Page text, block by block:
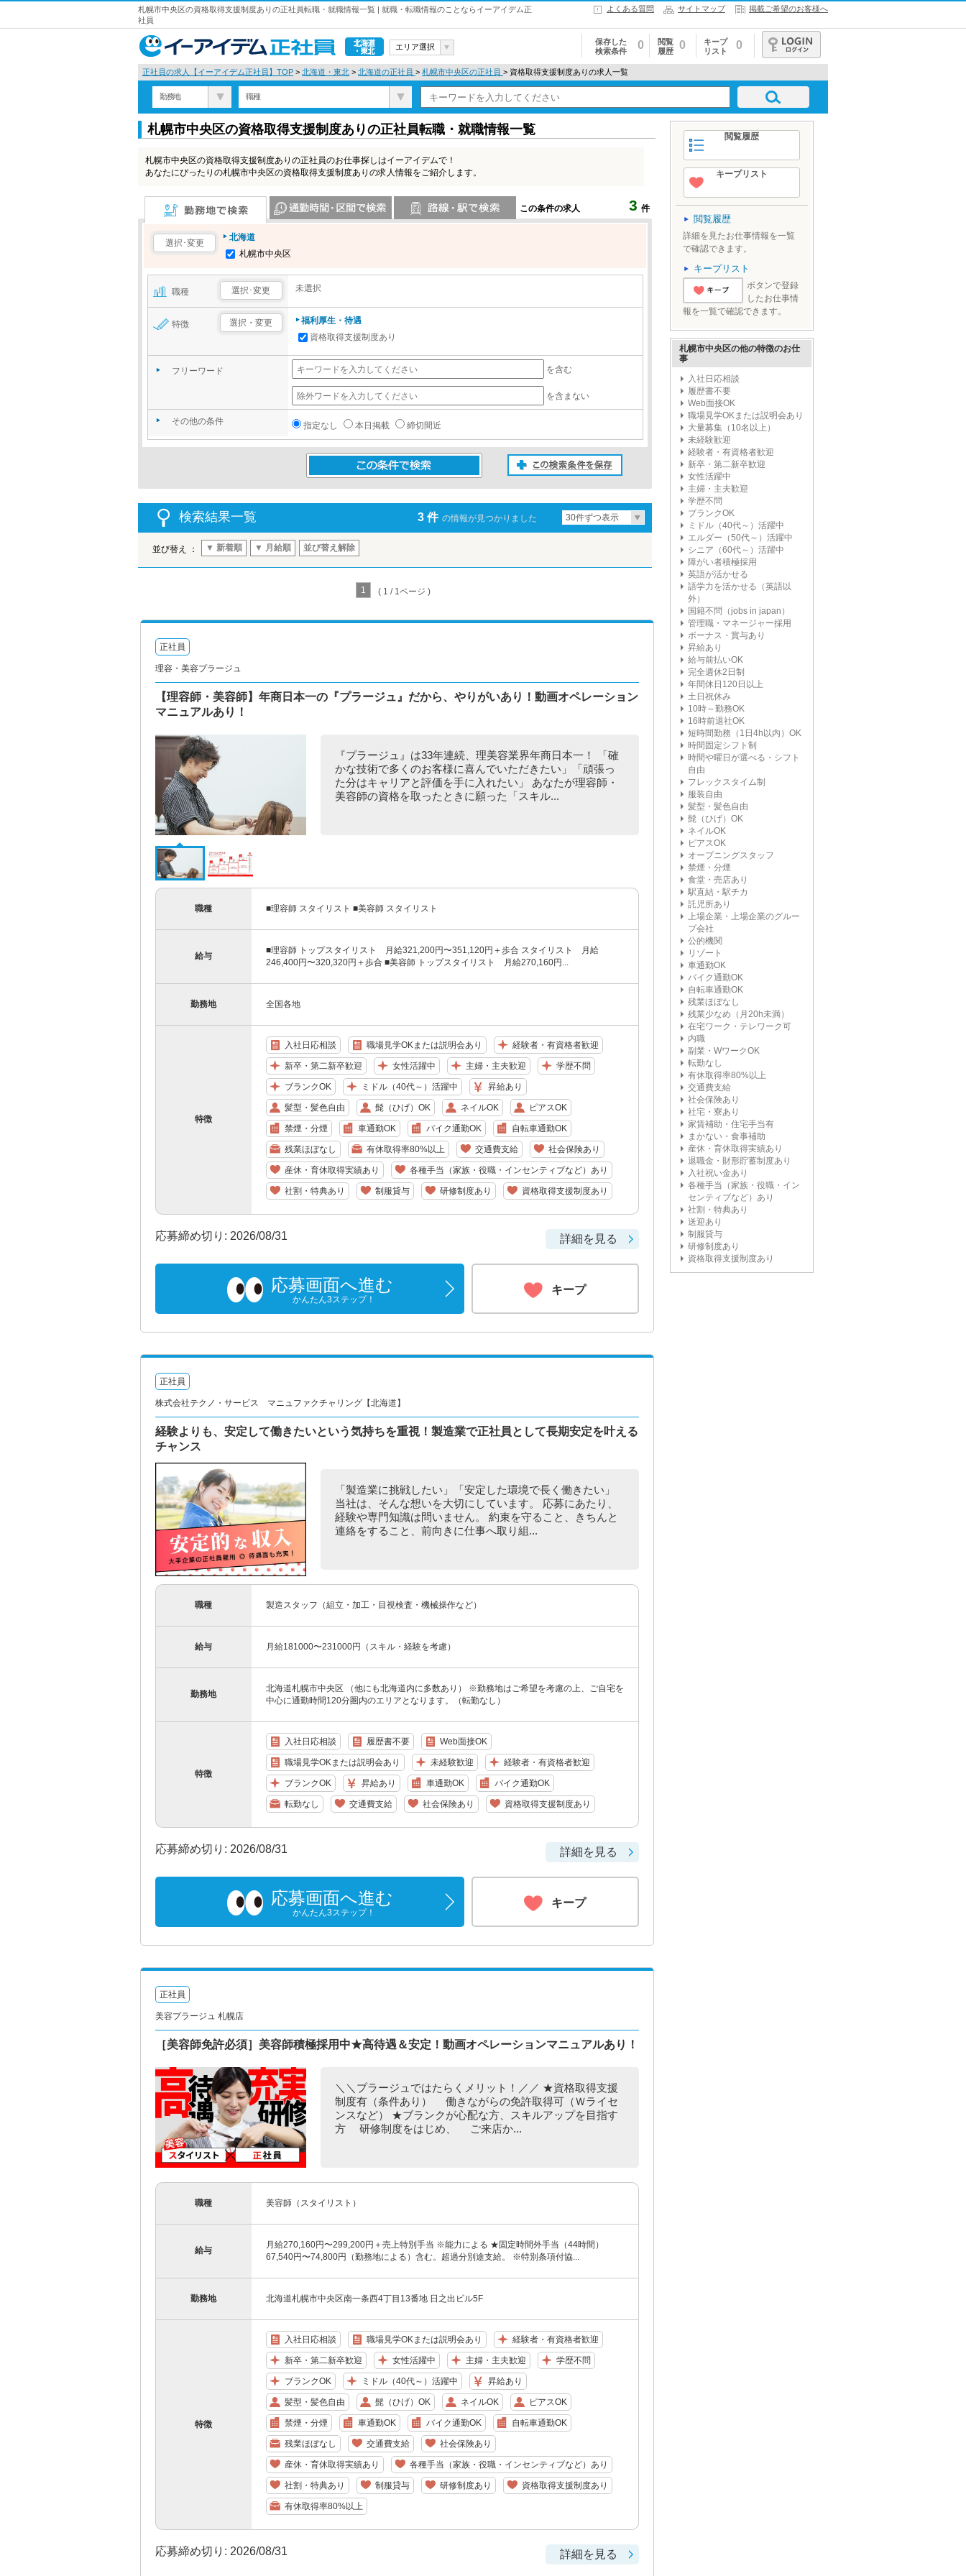
札幌市中央区の資格取得支援制度ありの正社員転職・就職情報一覧 | 就職・転職情報のことならイーアイデム正
社員
よくある質問 サイトマップ 掲載ご希望のお客様へ
北海道・東
北
エリア選択
保存した
検索条件
0
閲覧
履歴
0
キープ
リスト
0
ログイン
正社員の求人【イーアイデム正社員】TOP > 北海道・東北 > 北海道の正社員 > 札幌市中央区の正社員 > 資格取得支援制度ありの求人一覧
勤務地 職種
札幌市中央区の資格取得支援制度ありの正社員転職・就職情報一覧
札幌市中央区の資格取得支援制度ありの正社員のお仕事探しはイーアイデムで！
あなたにぴったりの札幌市中央区の資格取得支援制度ありの求人情報をご紹介します。
この条件の求人 3 件
選択･変更
北海道
札幌市中央区
職種 選択･変更 未選択
特徴 選択・変更
福利厚生・待遇
資格取得支援制度あり
フリーワード を含む
を含まない
その他の条件 指定なし 本日掲載 締切間近
検索結果一覧 3 件 の情報が見つかりました 30件ずつ表示
並び替え ： ▼ 新着順 ▼ 月給順 並び替え解除
1 ( 1 / 1ページ )
正社員
理容・美容プラージュ
【理容師・美容師】年商日本一の『プラージュ』だから、やりがいあり！動画オペレーション
マニュアルあり！
『プラージュ』は33年連続、理美容業界年商日本一！ 「確
かな技術で多くのお客様に喜んでいただきたい」「頑張っ
た分はキャリアと評価を手に入れたい」 あなたが理容師・
美容師の資格を取ったときに願った「スキル...
職種 ■理容師 スタイリスト ■美容師 スタイリスト
給与
■理容師 トップスタイリスト 月給321,200円〜351,120円＋歩合 スタイリスト 月給
246,400円〜320,320円＋歩合 ■美容師 トップスタイリスト 月給270,160円...
勤務地 全国各地
特徴
入社日応相談 職場見学OKまたは説明会あり 経験者・有資格者歓迎
新卒・第二新卒歓迎 女性活躍中 主婦・主夫歓迎 学歴不問
ブランクOK ミドル（40代～）活躍中 昇給あり
髪型・髪色自由 髭（ひげ）OK ネイルOK ピアスOK
禁煙・分煙 車通勤OK バイク通勤OK 自転車通勤OK
残業ほぼなし 有休取得率80%以上 交通費支給 社会保険あり
産休・育休取得実績あり 各種手当（家族・役職・インセンティブなど）あり
社割・特典あり 制服貸与 研修制度あり 資格取得支援制度あり
応募締め切り: 2026/08/31 詳細を見る
応募画面へ進む
かんたん3ステップ！
キープ
正社員
株式会社テクノ・サービス マニュファクチャリング【北海道】
経験よりも、安定して働きたいという気持ちを重視！製造業で正社員として長期安定を叶える
チャンス
「製造業に挑戦したい」「安定した環境で長く働きたい」
当社は、そんな想いを大切にしています。 応募にあたり、
経験や専門知識は問いません。 約束を守ること、きちんと
連絡をすること、前向きに仕事へ取り組...
職種 製造スタッフ（組立・加工・目視検査・機械操作など）
給与 月給181000〜231000円（スキル・経験を考慮）
勤務地
北海道札幌市中央区 （他にも北海道内に多数あり） ※勤務地はご希望を考慮の上、ご自宅を
中心に通勤時間120分圏内のエリアとなります。（転勤なし）
特徴
入社日応相談 履歴書不要 Web面接OK
職場見学OKまたは説明会あり 未経験歓迎 経験者・有資格者歓迎
ブランクOK 昇給あり 車通勤OK バイク通勤OK
転勤なし 交通費支給 社会保険あり 資格取得支援制度あり
応募締め切り: 2026/08/31 詳細を見る
応募画面へ進む
かんたん3ステップ！
キープ
正社員
美容プラージュ 札幌店
［美容師免許必須］美容師積極採用中★高待遇＆安定！動画オペレーションマニュアルあり！
＼＼プラージュではたらくメリット！／／ ★資格取得支援
制度有（条件あり） 働きながらの免許取得可（Ｗライセ
ンスなど） ★ブランクが心配な方、スキルアップを目指す
方 研修制度をはじめ、 ご来店か...
職種 美容師（スタイリスト）
給与
月給270,160円〜299,200円＋売上特別手当 ※能力による ★固定時間外手当（44時間）
67,540円〜74,800円（勤務地による）含む。超過分別途支給。 ※特別条項付協...
勤務地 北海道札幌市中央区南一条西4丁目13番地 日之出ビル5F
特徴
入社日応相談 職場見学OKまたは説明会あり 経験者・有資格者歓迎
新卒・第二新卒歓迎 女性活躍中 主婦・主夫歓迎 学歴不問
ブランクOK ミドル（40代～）活躍中 昇給あり
髪型・髪色自由 髭（ひげ）OK ネイルOK ピアスOK
禁煙・分煙 車通勤OK バイク通勤OK 自転車通勤OK
残業ほぼなし 交通費支給 社会保険あり
産休・育休取得実績あり 各種手当（家族・役職・インセンティブなど）あり
社割・特典あり 制服貸与 研修制度あり 資格取得支援制度あり
有休取得率80%以上
応募締め切り: 2026/08/31 詳細を見る
閲覧履歴
キープリスト
閲覧履歴
詳細を見たお仕事情報を一覧
で確認できます。
キープリスト
'とりあえずキ
ボタンで登録
したお仕事情
報を一覧で確認できます。
札幌市中央区の他の特徴のお仕
事
入社日応相談
履歴書不要
Web面接OK
職場見学OKまたは説明会あり
大量募集（10名以上）
未経験歓迎
経験者・有資格者歓迎
新卒・第二新卒歓迎
女性活躍中
主婦・主夫歓迎
学歴不問
ブランクOK
ミドル（40代～）活躍中
エルダー（50代～）活躍中
シニア（60代～）活躍中
障がい者積極採用
英語が活かせる
語学力を活かせる（英語以
外）
国籍不問（jobs in japan）
管理職・マネージャー採用
ボーナス・賞与あり
昇給あり
給与前払いOK
完全週休2日制
年間休日120日以上
土日祝休み
10時～勤務OK
16時前退社OK
短時間勤務（1日4h以内）OK
時間固定シフト制
時間や曜日が選べる・シフト
自由
フレックスタイム制
服装自由
髪型・髪色自由
髭（ひげ）OK
ネイルOK
ピアスOK
オープニングスタッフ
禁煙・分煙
食堂・売店あり
駅直結・駅チカ
託児所あり
上場企業・上場企業のグルー
プ会社
公的機関
リゾート
車通勤OK
バイク通勤OK
自転車通勤OK
残業ほぼなし
残業少なめ（月20h未満）
在宅ワーク・テレワーク可
内職
副業・WワークOK
転勤なし
有休取得率80%以上
交通費支給
社会保険あり
社宅・寮あり
家賃補助・住宅手当有
まかない・食事補助
産休・育休取得実績あり
退職金・財形貯蓄制度あり
入社祝い金あり
各種手当（家族・役職・イン
センティブなど）あり
社割・特典あり
送迎あり
制服貸与
研修制度あり
資格取得支援制度あり